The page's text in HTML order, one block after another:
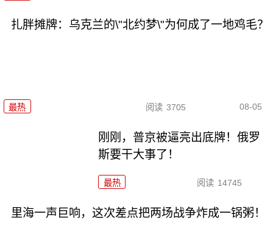
扎胖摊牌：乌克兰的\"北约梦\"为何成了一地鸡毛？
最热 阅读 3705 08-05
刚刚，普京被逼亮出底牌！俄罗
斯要干大事了！
最热 阅读 14745
里海一声巨响，这次差点把两场战争炸成一锅粥！